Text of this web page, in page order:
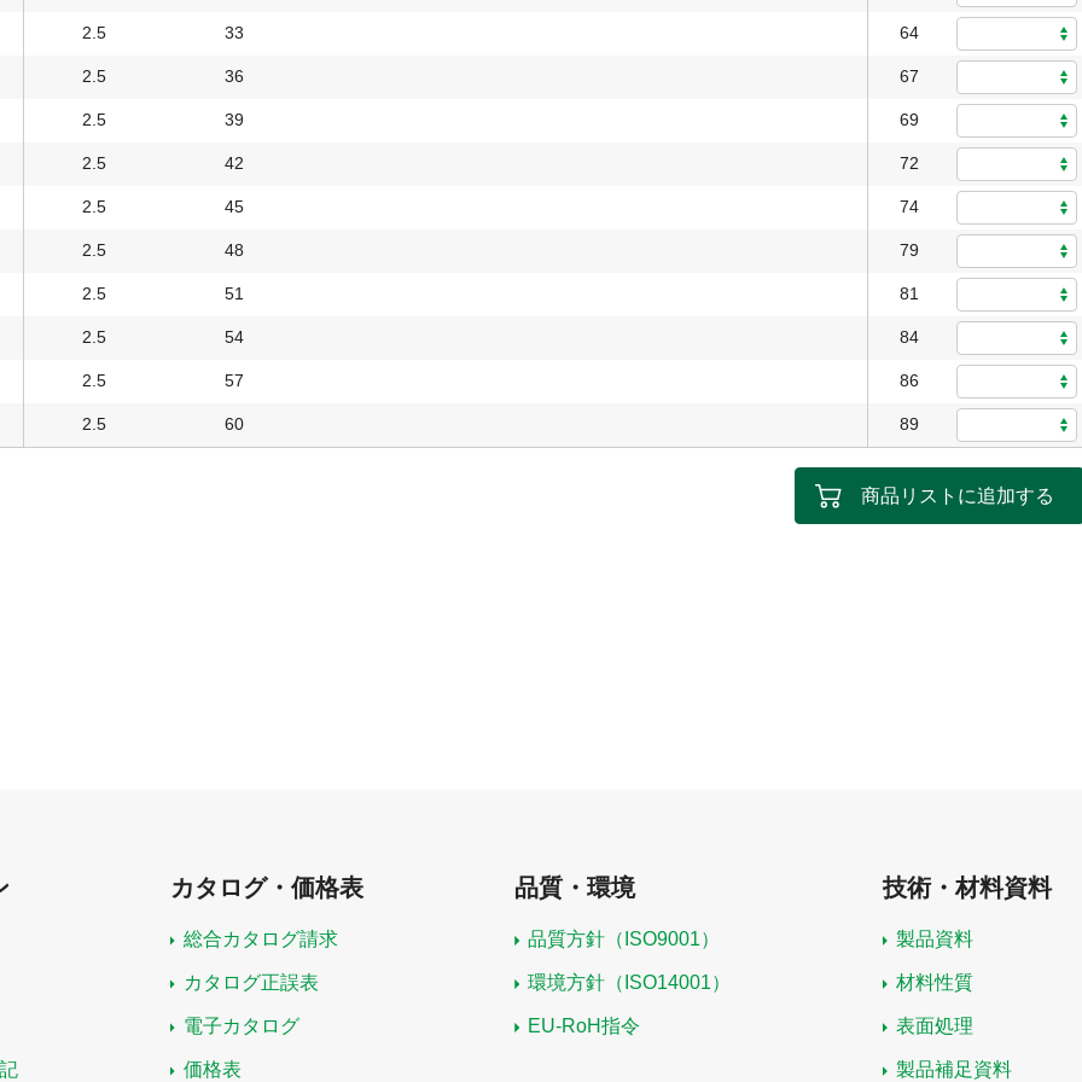
2.5 33 64
2.5 36 67
2.5 39 69
2.5 42 72
2.5 45 74
2.5 48 79
2.5 51 81
2.5 54 84
2.5 57 86
2.5 60 89
商品リストに追加する
カタログ・価格表
総合カタログ請求
カタログ正誤表
電子カタログ
価格表
品質・環境
品質方針（ISO9001）
環境方針（ISO14001）
EU-RoH指令
技術・材料資料
製品資料
材料性質
表面処理
製品補足資料